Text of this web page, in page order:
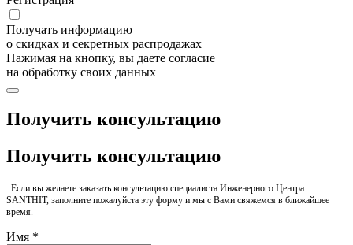
Получать информацию
о скидках и секретных распродажах
Нажимая на кнопку, вы даете согласие
на обработку своих данных
Получить консультацию
Получить консультацию
Если вы желаете заказать консультацию специалиста Инженерного Центра
SANTHIT, заполните пожалуйста эту форму и мы с Вами свяжемся в ближайшее
время.
Имя *